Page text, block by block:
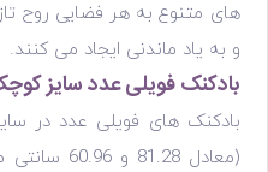
های متنوع به هر فضایی روح
و به یاد ماندنی ایجاد می کنند.
بادکنک فویلی عدد سایز
بادکنک های فویلی عدد در
(معادل